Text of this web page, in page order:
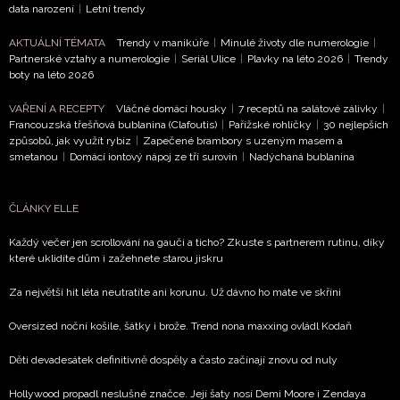
data narození | Letní trendy
AKTUÁLNÍ TÉMATA Trendy v manikúře | Minulé životy dle numerologie |
Partnerské vztahy a numerologie | Seriál Ulice | Plavky na léto 2026 | Trendy
boty na léto 2026
VAŘENÍ A RECEPTY Vláčné domácí housky | 7 receptů na salátové zálivky |
Francouzská třešňová bublanina (Clafoutis) | Pařížské rohlíčky | 30 nejlepších
způsobů, jak využít rybíz | Zapečené brambory s uzeným masem a
smetanou | Domácí iontový nápoj ze tří surovin | Nadýchaná bublanina
ČLÁNKY ELLE
Každý večer jen scrollování na gauči a ticho? Zkuste s partnerem rutinu, díky
které uklidíte dům i zažehnete starou jiskru
Za největší hit léta neutratíte ani korunu. Už dávno ho máte ve skříni
Oversized noční košile, šátky i brože. Trend nona maxxing ovládl Kodaň
Děti devadesátek definitivně dospěly a často začínají znovu od nuly
Hollywood propadl neslušné značce. Její šaty nosí Demi Moore i Zendaya